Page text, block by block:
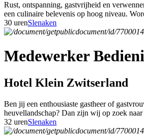
Rust, ontspanning, gastvrijheid en
een culinaire belevenis op hoog niveau.
30 urenSlenaken
Medewerker
Hotel Klein Zwitserland
Ben jij een enthousiaste gastheer of
heuvellandschap? Dan zijn wij op zoek
32 urenSlenaken